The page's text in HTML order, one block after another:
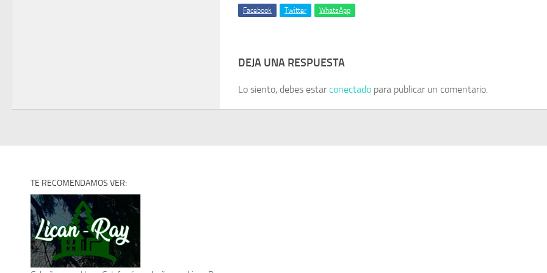
Facebook Twitter WhatsApp
DEJA UNA RESPUESTA
Lo siento, debes estarconectado para publicar un comentario.
TE RECOMENDAMOS VER: